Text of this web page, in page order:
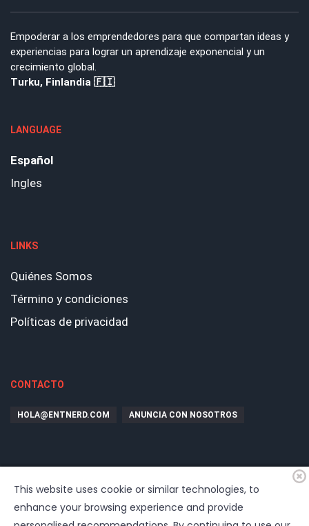
Empoderar a los emprendedores para que compartan ideas y
experiencias para lograr un aprendizaje exponencial y un
crecimiento global.
Turku, Finlandia 🇫🇮
LANGUAGE
Español
Ingles
LINKS
Quiénes Somos
Término y condiciones
Políticas de privacidad
CONTACTO
HOLA@ENTNERD.COM ANUNCIA CON NOSOTROS
This website uses cookie or similar technologies, to
enhance your browsing experience and provide